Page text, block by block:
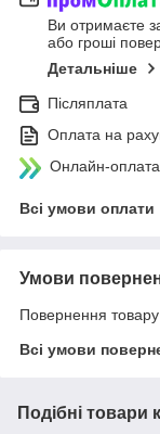
Ви отримаєте
або гроші
Детальніше
Післяплата
Оплата на
Онлайн-
Всі умови оплати
Умови
Повернення
Всі умови
Подібні товари